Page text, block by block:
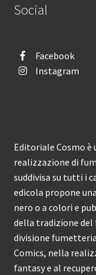
Social
Facebook
Instagram
Editoriale Cosmo è
realizzazione di
suddivisa su tutti i
edicola propone
nero o a colori e
della tradizione del
divisione
Comics, nella
fantasy e al